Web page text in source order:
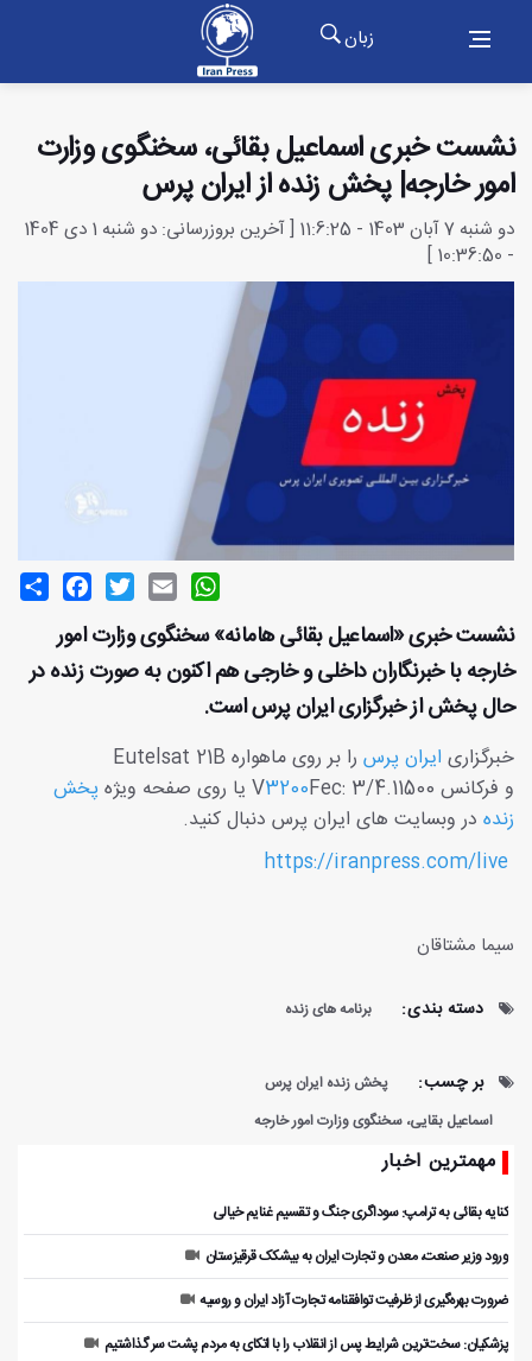
زبان
نشست خبری اسماعیل بقائی، سخنگوی وزارت
امور خارجه| پخش زنده از ایران پرس
دو شنبه 7 آبان 1403 - 11:6:25 [ آخرین بروزرسانی: دو شنبه 1 دی 1404
- 10:36:50 ]
Share
FacebookTwitterEmail
WhatsApp
نشست خبری «اسماعیل بقائی هامانه» سخنگوی وزارت امور
خارجه با خبرنگاران داخلی و خارجی هم اکنون به صورت زنده در
حال پخش از خبرگزاری ایران پرس است.
خبرگزاری ایران پرس
را بر روی ماهواره Eutelsat 21B
و فرکانس 11500.V
3200Fec: 3/4 یا روی صفحه ویژه
پخش
زنده در وبسایت های ایران پرس دنبال کنید.
https://iranpress.com/live
سیما مشتاقان
دسته بندی: برنامه های زنده
بر چسب:
پخش زنده ایران پرس
اسماعیل بقایی، سخنگوی وزارت امور خارجه
مهمترین اخبار
کنایه بقائی به ترامپ: سوداگری جنگ و تقسیم غنایم خیالی
ورود وزیر صنعت، معدن و تجارت ایران به بیشکک قرقیزستان
ضرورت بهره‌گیری از ظرفیت توافقنامه تجارت آزاد ایران و روسیه
پزشکیان: سخت‌ترین شرایط پس از انقلاب را با اتکای به مردم پشت سر گذاشتیم